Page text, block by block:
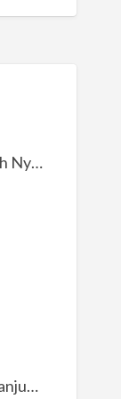
Kosan Wanita Murah Nyaman di Jakarta Selatan
Kos wanita murah Tanjung Duren Jakarta Barat